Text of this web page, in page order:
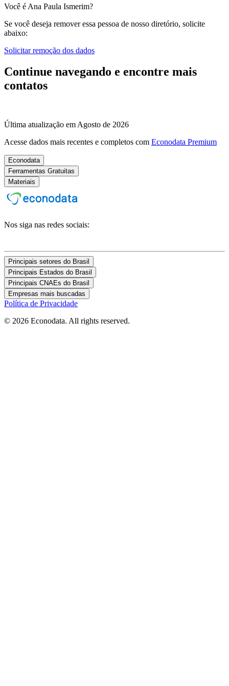
Você é Ana Paula Ismerim?
Se você deseja remover essa pessoa de nosso diretório, solicite
abaixo:
Solicitar remoção dos dados
Continue navegando e encontre mais
contatos
Última atualização em Agosto de 2026
Acesse dados mais recentes e completos com Econodata Premium
Econodata
Ferramentas Gratuitas
Materiais
Nos siga nas redes sociais:
Principais setores do Brasil
Principais Estados do Brasil
Principais CNAEs do Brasil
Empresas mais buscadas
Política de Privacidade
© 2026 Econodata. All rights reserved.